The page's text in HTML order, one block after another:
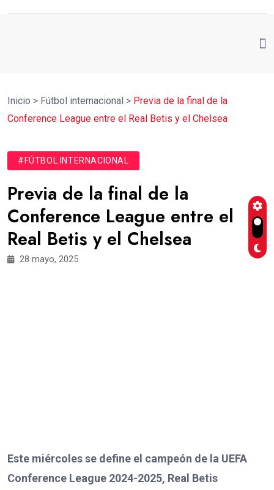
Inicio > Fútbol internacional > Previa de la final de la
Conference League entre el Real Betis y el Chelsea
#FÚTBOL INTERNACIONAL
Previa de la final de la
Conference League entre el
Real Betis y el Chelsea
28 mayo, 2025
Este miércoles se define el campeón de la UEFA
Conference League 2024-2025, Real Betis